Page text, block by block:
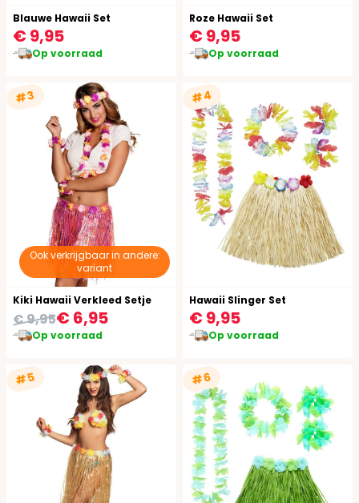
Blauwe Hawaii Set
€ 9,95
Op voorraad
Roze Hawaii Set
€ 9,95
Op voorraad
#3
Ook verkrijgbaar in andere:
variant
Kiki Hawaii Verkleed Setje
€ 6,95
€ 9,95
Op voorraad
#4
Hawaii Slinger Set
€ 9,95
Op voorraad
#5 #6